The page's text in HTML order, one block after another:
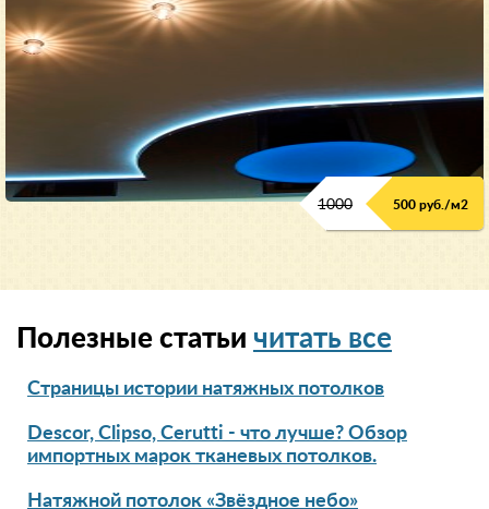
1000 500 руб./м2
Полезные статьи читать все
Страницы истории натяжных потолков
Descor, Clipso, Cerutti - что лучше? Обзор
импортных марок тканевых потолков.
Натяжной потолок «Звёздное небо»